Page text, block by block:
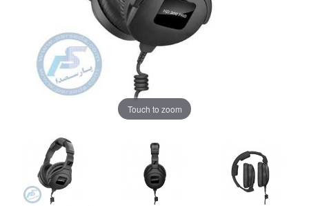
Touch to zoom